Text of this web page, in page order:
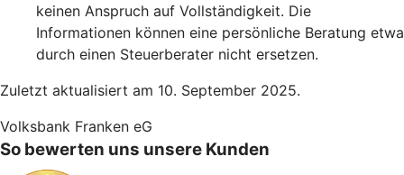
keinen Anspruch auf Vollständigkeit. Die
Informationen können eine persönliche Beratung etwa
durch einen Steuerberater nicht ersetzen.
Zuletzt aktualisiert am 10. September 2025.
Volksbank Franken eG
So bewerten uns unsere Kunden